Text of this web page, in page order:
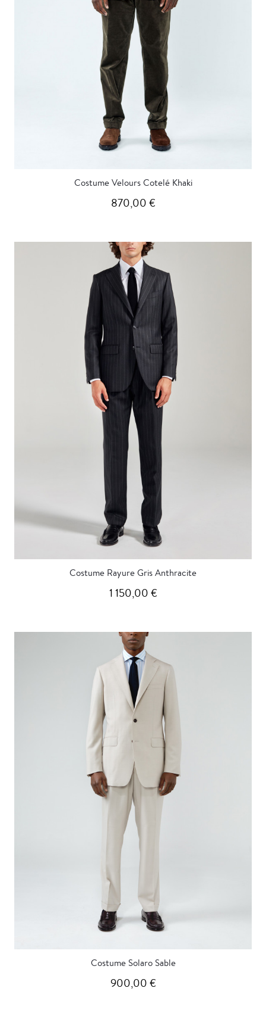
Costume Velours Cotelé Khaki
870,00 €
Costume Rayure Gris Anthracite
1 150,00 €
Costume Solaro Sable
900,00 €